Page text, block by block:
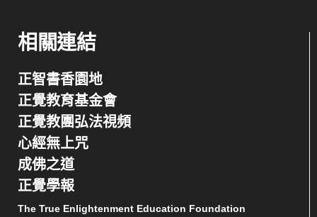
相關連結
正智書香園地
正覺教育基金會
正覺教團弘法視頻
心經無上咒
成佛之道
正覺學報
The True Enlightenment Education Foundation